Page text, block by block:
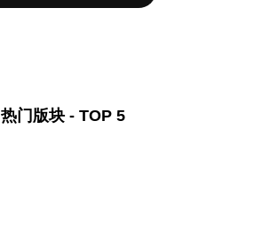
热门版块 - TOP 5